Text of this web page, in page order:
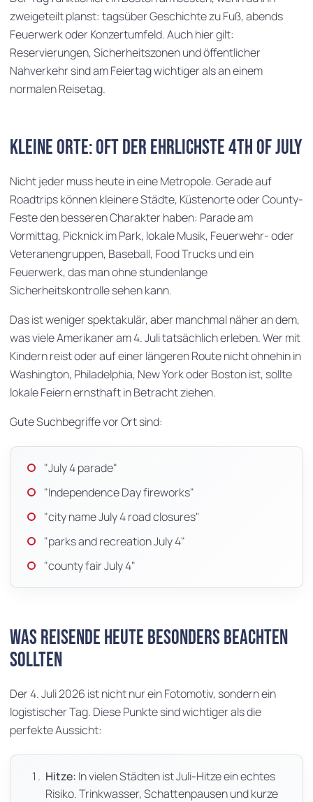
zweigeteilt planst: tagsüber Geschichte zu Fuß, abends
Feuerwerk oder Konzertumfeld. Auch hier gilt:
Reservierungen, Sicherheitszonen und öffentlicher
Nahverkehr sind am Feiertag wichtiger als an einem
normalen Reisetag.
Kleine Orte: oft der ehrlichste 4th of July
Nicht jeder muss heute in eine Metropole. Gerade auf
Roadtrips können kleinere Städte, Küstenorte oder County-
Feste den besseren Charakter haben: Parade am
Vormittag, Picknick im Park, lokale Musik, Feuerwehr- oder
Veteranengruppen, Baseball, Food Trucks und ein
Feuerwerk, das man ohne stundenlange
Sicherheitskontrolle sehen kann.
Das ist weniger spektakulär, aber manchmal näher an dem,
was viele Amerikaner am 4. Juli tatsächlich erleben. Wer mit
Kindern reist oder auf einer längeren Route nicht ohnehin in
Washington, Philadelphia, New York oder Boston ist, sollte
lokale Feiern ernsthaft in Betracht ziehen.
Gute Suchbegriffe vor Ort sind:
"July 4 parade"
"Independence Day fireworks"
"city name July 4 road closures"
"parks and recreation July 4"
"county fair July 4"
Was Reisende heute besonders beachten
sollten
Der 4. Juli 2026 ist nicht nur ein Fotomotiv, sondern ein
logistischer Tag. Diese Punkte sind wichtiger als die
perfekte Aussicht:
Hitze: In vielen Städten ist Juli-Hitze ein echtes
Risiko. Trinkwasser, Schattenpausen und kurze